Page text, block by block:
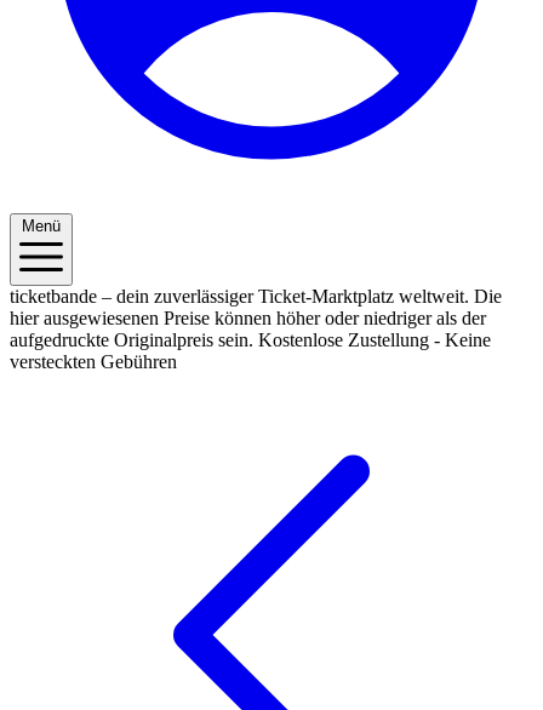
Menü
ticketbande – dein zuverlässiger Ticket-Marktplatz weltweit. Die
hier ausgewiesenen Preise können höher oder niedriger als der
aufgedruckte Originalpreis sein. Kostenlose Zustellung - Keine
versteckten Gebühren